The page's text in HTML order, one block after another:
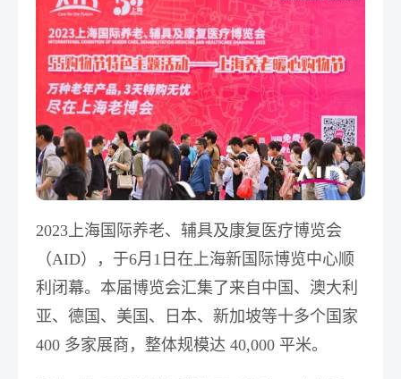
2023上海国际养老、辅具及康复医疗博览会
（AID），于6月1日在上海新国际博览中心顺
利闭幕。本届博览会汇集了来自中国、澳大利
亚、德国、美国、日本、新加坡等十多个国家
400 多家展商，整体规模达 40,000 平米。